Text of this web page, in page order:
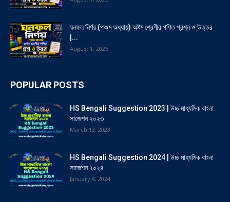
ঘনফল নির্ণয় (পঞ্চম অধ্যায়) অষ্টম শ্রেণীর গণিত প্রশ্ন ও উত্তর
|...
August 1, 2026
POPULAR POSTS
HS Bengali Suggestion 2023 | উচ্চ মাধ্যমিক বাংলা
সাজেশন ২০২৩
March 13, 2023
HS Bengali Suggestion 2024 | উচ্চ মাধ্যমিক বাংলা
সাজেশন ২০২৪
January 6, 2024